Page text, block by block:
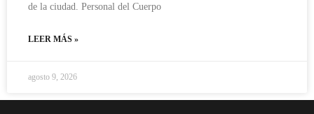
de la ciudad. Personal del Cuerpo
LEER MÁS »
agosto 9, 2026